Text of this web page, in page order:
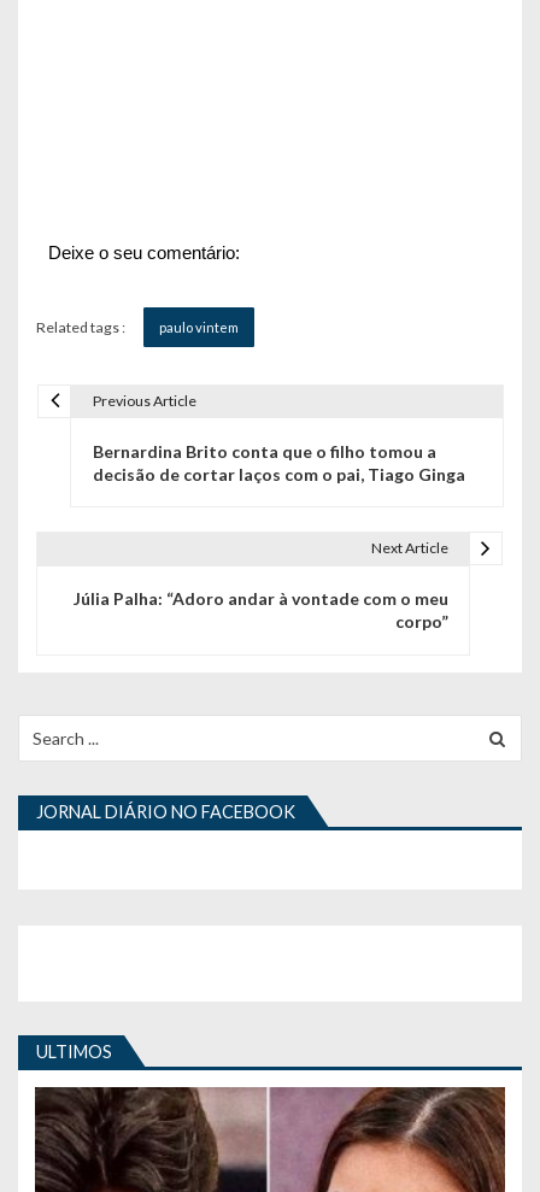
Deixe o seu comentário:
Related tags : paulo vintem
ã
o
d
i
g
o
s
Previous Article
Bernardina Brito conta que o filho tomou a
decisão de cortar laços com o pai, Tiago Ginga
Next Article
Júlia Palha: “Adoro andar à vontade com o meu
corpo”
for:
JORNAL DIÁRIO NO FACEBOOK
ULTIMOS